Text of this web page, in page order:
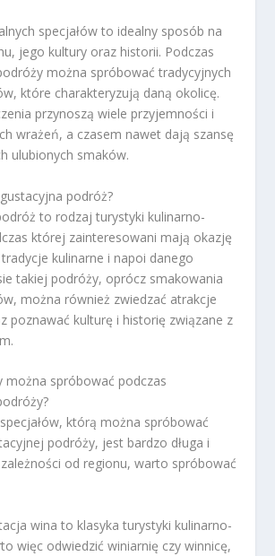
specjałów to idealny sposób na
jego kultury oraz historii. Podczas
można spróbować tradycyjnych
które charakteryzują daną okolicę.
przynoszą wiele przyjemności i
wrażeń, a czasem nawet dają szansę
ulubionych smaków.
podróż?
to rodzaj turystyki kulinarno-
której zainteresowani mają okazję
kulinarne i napoi danego
takiej podróży, oprócz smakowania
można również zwiedzać atrakcje
poznawać kulturę i historię związane z
można spróbować podczas
którą można spróbować
podróży, jest bardzo długa i
od regionu, warto spróbować
wina to klasyka turystyki kulinarno-
więc odwiedzić winiarnię czy winnicę,